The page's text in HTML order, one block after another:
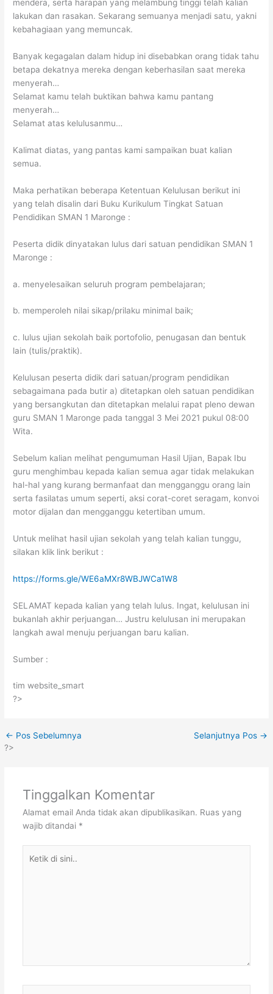
mendera, serta harapan yang melambung tinggi telah kalian
lakukan dan rasakan. Sekarang semuanya menjadi satu, yakni
kebahagiaan yang memuncak.
Banyak kegagalan dalam hidup ini disebabkan orang tidak tahu
betapa dekatnya mereka dengan keberhasilan saat mereka
menyerah…
Selamat kamu telah buktikan bahwa kamu pantang
menyerah…
Selamat atas kelulusanmu…
Kalimat diatas, yang pantas kami sampaikan buat kalian
semua.
Maka perhatikan beberapa Ketentuan Kelulusan berikut ini
yang telah disalin dari Buku Kurikulum Tingkat Satuan
Pendidikan SMAN 1 Maronge :
Peserta didik dinyatakan lulus dari satuan pendidikan SMAN 1
Maronge :
a. menyelesaikan seluruh program pembelajaran;
b. memperoleh nilai sikap/prilaku minimal baik;
c. lulus ujian sekolah baik portofolio, penugasan dan bentuk
lain (tulis/praktik).
Kelulusan peserta didik dari satuan/program pendidikan
sebagaimana pada butir a) ditetapkan oleh satuan pendidikan
yang bersangkutan dan ditetapkan melalui rapat pleno dewan
guru SMAN 1 Maronge pada tanggal 3 Mei 2021 pukul 08:00
Wita.
Sebelum kalian melihat pengumuman Hasil Ujian, Bapak Ibu
guru menghimbau kepada kalian semua agar tidak melakukan
hal-hal yang kurang bermanfaat dan mengganggu orang lain
serta fasilatas umum seperti, aksi corat-coret seragam, konvoi
motor dijalan dan mengganggu ketertiban umum.
Untuk melihat hasil ujian sekolah yang telah kalian tunggu,
silakan klik link berikut :
https://forms.gle/WE6aMXr8WBJWCa1W8
SELAMAT kepada kalian yang telah lulus. Ingat, kelulusan ini
bukanlah akhir perjuangan… Justru kelulusan ini merupakan
langkah awal menuju perjuangan baru kalian.
Sumber :
tim website_smart
?>
← Pos Sebelumnya Selanjutnya Pos →
?>
Tinggalkan Komentar
Alamat email Anda tidak akan dipublikasikan. Ruas yang
wajib ditandai *